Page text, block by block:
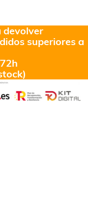
devolver
superiores a